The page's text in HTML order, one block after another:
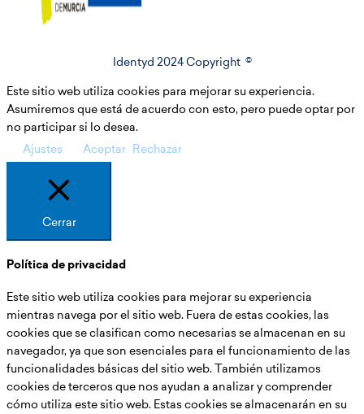
Identyd 2024 Copyright ©
Este sitio web utiliza cookies para mejorar su experiencia.
Asumiremos que está de acuerdo con esto, pero puede optar por
no participar si lo desea.
Ajustes
Aceptar Rechazar
Cerrar
Política de privacidad
Este sitio web utiliza cookies para mejorar su experiencia
mientras navega por el sitio web. Fuera de estas cookies, las
cookies que se clasifican como necesarias se almacenan en su
navegador, ya que son esenciales para el funcionamiento de las
funcionalidades básicas del sitio web. También utilizamos
cookies de terceros que nos ayudan a analizar y comprender
cómo utiliza este sitio web. Estas cookies se almacenarán en su